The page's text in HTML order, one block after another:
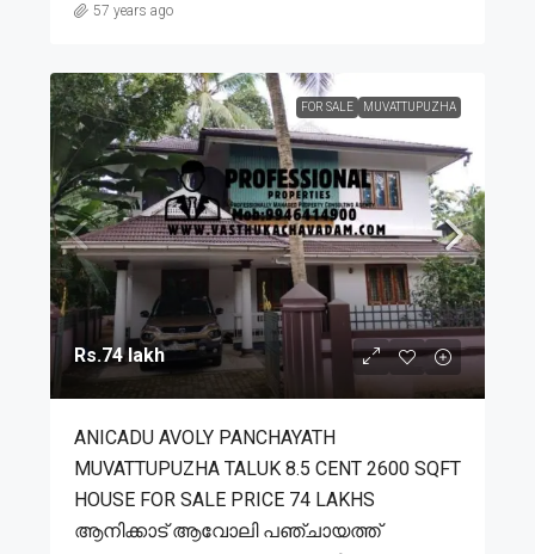
57 years ago
FOR SALE MUVATTUPUZHA
Rs.74 lakh
ANICADU AVOLY PANCHAYATH
MUVATTUPUZHA TALUK 8.5 CENT 2600 SQFT
HOUSE FOR SALE PRICE 74 LAKHS
ആനിക്കാട് ആവോലി പഞ്ചായത്ത്